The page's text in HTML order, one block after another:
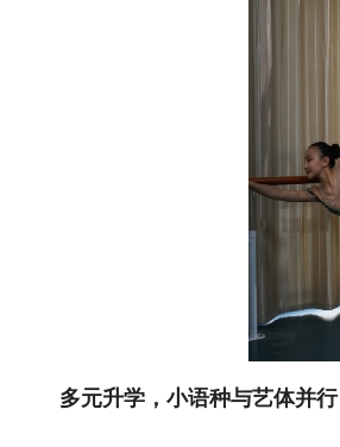
多元升学，小语种与艺体并行